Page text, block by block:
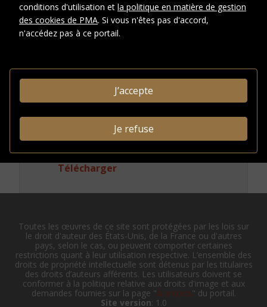
CRÉDITS PHOTOGRAPHIQUES ET
DROITS
INFORMATIONS
ADMINISTRATIVES
Identifiant système:
003175202
Afficher en JSON-LD|
Télécharger
Toutes les œuvres de ce site sont protégées par les lois sur
le droit d'auteur des États-Unis, de la France ou d'autres
pays, selon le cas, ou peuvent comporter certaines
restrictions quant à leur utilisation respective. L’ensemble des
droits de propriété intellectuelle sont détenus par les titulaires
des droits d’auteurs afférents. Les utilisateurs doivent se
conformer à la politique relative aux droits d'image et aux
demandes fournies sur la page "À propos" du portail.
Site version: 1.0
conditions d'utilisation et la politique en matière de gestion
des cookies de PMA. Si vous n'êtes pas d'accord,
n'accédez pas à ce portail.
J’accepte
Je refuse